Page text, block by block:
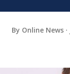
By Online News